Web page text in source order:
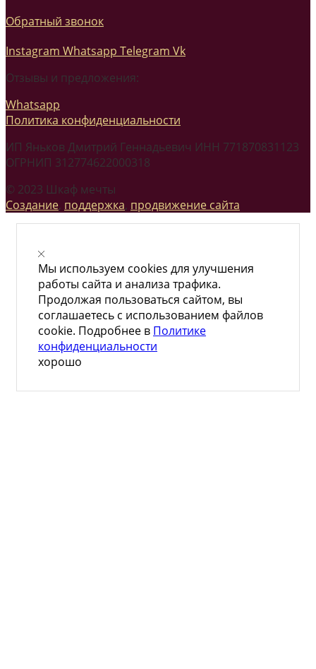
Обратный звонок
Instagram Whatsapp Telegram Vk
Отзывы и предложения:
Whatsapp
Политика конфиденциальности
ИП Яньков Дмитрий Геннадьевич ИНН 771870831123
ОГРНИП 312774622000318
© 2023 Шкаф мечты
Создание, поддержка, продвижение сайта
Мы используем cookies для улучшения
работы сайта и анализа трафика.
Продолжая пользоваться сайтом, вы
соглашаетесь с использованием файлов
cookie. Подробнее в Политике
конфиденциальности
хорошо